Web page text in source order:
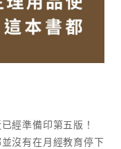
經準備印第五版！
沒有在月經教育停下